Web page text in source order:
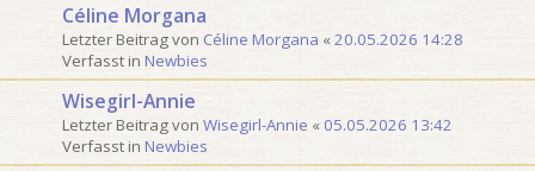
Céline Morgana
Letzter Beitrag von Céline Morgana «20.05.2026 14:28
Verfasst in Newbies
Wisegirl-Annie
Letzter Beitrag von Wisegirl-Annie « 05.05.2026 13:42
Verfasst in Newbies